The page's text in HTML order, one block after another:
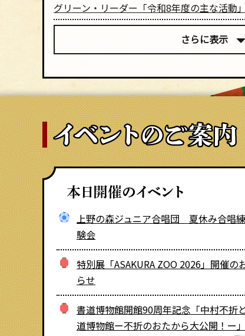
グリーン・リーダー「令和8年度の主な活動
さらに表示
上野の森ジュニア合唱団 夏休み合唱
験会
特別展「ASAKURA ZOO 2026」開催の
らせ
書道博物館開館90周年記念「中村不折
道博物館ー不折のおたから大公開！ー
上野の山文化ゾーン